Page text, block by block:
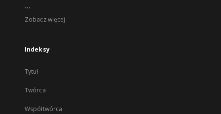
...
Zobacz więcej
Indeksy
Tytuł
Twórca
Współtwórca